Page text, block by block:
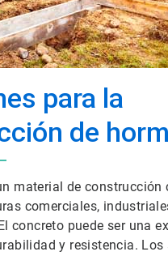
para la
de
material de construcción
comerciales,
concreto puede ser una
y resistencia.